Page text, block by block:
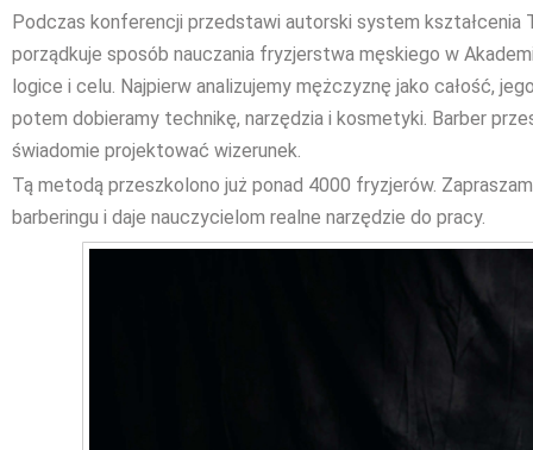
Podczas konferencji przedstawi autorski system kształcenia
porządkuje sposób nauczania fryzjerstwa męskiego w
logice i celu. Najpierw analizujemy mężczyznę jako całość,
potem dobieramy technikę, narzędzia i kosmetyki. Barber
świadomie projektować wizerunek.
Tą metodą przeszkolono już ponad 4000 fryzjerów.
barberingu i daje nauczycielom realne narzędzie do pracy.